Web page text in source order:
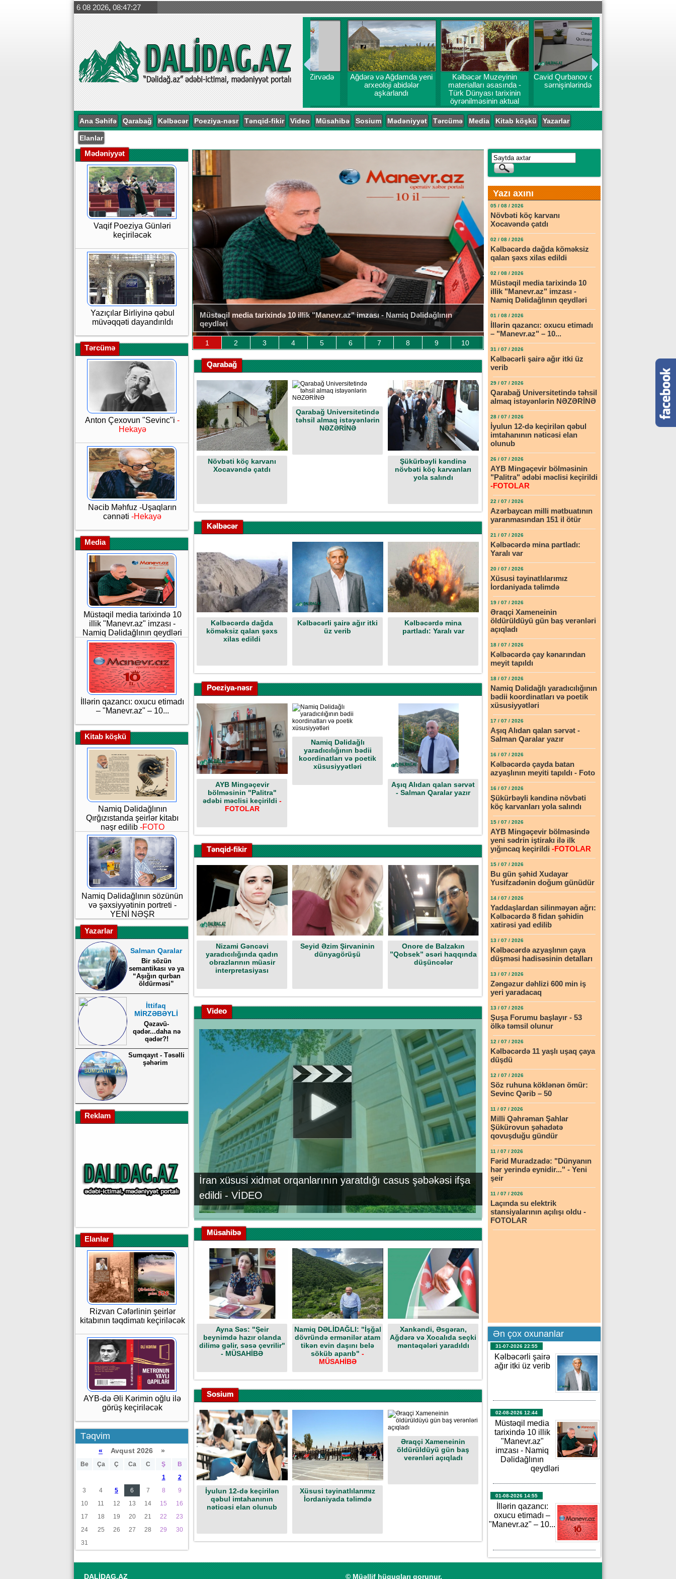
6 08 2026, 08:47:28
Ağdərə və Ağdamda yeni
arxeoloji abidələr
Kəlbəcər Muzeyinin
materialları əsasında -
Türk Dünyası tarixinin
öyrənilməsinin aktual
problemləri
Cavid Qurbanov qatarın ilk
sərnişinlərindən oldu
Ana Səhifə Qarabağ Kəlbəcər Poeziya-nəsr Tənqid-fikir Video Müsahibə Sosium Mədəniyyət Tərcümə Media Kitab köşkü Yazarlar
Elanlar
Mədəniyyət
Vaqif Poeziya Günləri
keçiriləcək
Yazıçılar Birliyinə qəbul
müvəqqəti dayandırıldı
Tərcümə
Anton Çexovun "Sevinc"i -
Hekayə
Nəcib Məhfuz -Uşaqların
cənnəti -Hekayə
Media
Müstəqil media tarixində 10
illik "Manevr.az" imzası -
Namiq Dəlidağlının qeydləri
İllərin qazancı: oxucu etimadı
– "Manevr.az" – 10...
Kitab köşkü
Namiq Dəlidağlının
Qırğızıstanda şeirlər kitabı
nəşr edilib -FOTO
Namiq Dəlidağlının sözünün
və şəxsiyyətinin portreti -
YENİ NƏŞR
Yazarlar
Salman Qaralar
Bir sözün
semantikası və ya
“Aşığın qurban
öldürməsi”
İttifaq
MİRZƏBƏYLİ
Qəzavü-
qədər...daha nə
qədər?!
Sumqayıt - Təsəlli
şəhərim
Reklam
Elanlar
Rizvan Cəfərlinin şeirlər
kitabının təqdimatı keçiriləcək
AYB-də Əli Kərimin oğlu ilə
görüş keçiriləcək
Təqvim
« Avqust 2026 »
Be Ça Ç Ca C Ş
B
1
2
3
4 5 6 7 8
9
10
11 12 13 14 15
16
17
18 19 20 21 22
23
24
25 26 27 28 29
30
31
1 2 3 4 5 6 7 8 9 10
İllərin qazancı: oxucu etimadı – "Manevr.az" – 10...
Qarabağ
Növbəti köç karvanı
Xocavəndə çatdı
Qarabağ Universitetində
təhsil almaq istəyənlərin
NƏZƏRİNƏ
Şükürbəyli kəndinə
növbəti köç karvanları
yola salındı
Kəlbəcər
Kəlbəcərdə dağda
köməksiz qalan şəxs
xilas edildi
Kəlbəcərli şairə ağır itki
üz verib
Kəlbəcərdə mina
partladı: Yaralı var
Poeziya-nəsr
AYB Mingəçevir
bölməsinin "Palitra"
ədəbi məclisi keçirildi -
FOTOLAR
Namiq Dəlidağlı
yaradıcılığının bədii
koordinatları və poetik
xüsusiyyətləri
Aşıq Alıdan qalan sərvət
- Salman Qaralar yazır
Tənqid-fikir
Nizami Gəncəvi
yaradıcılığında qadın
obrazlarının müasir
interpretasiyası
Seyid Əzim Şirvaninin
dünyagörüşü
Onore de Balzakın
”Qobsek” əsəri haqqında
düşüncələr
Video
İran xüsusi xidmət orqanlarının yaratdığı casus şəbəkəsi ifşa
edildi - VİDEO
Müsahibə
Ayna Səs: "Şeir
beynimdə hazır olanda
dilimə gəlir, səsə çevrilir"
- MÜSAHİBƏ
Namiq DƏLİDAĞLI: "İşğal
dövründə ermənilər atam
tikən evin daşını belə
söküb aparıb" -
MÜSAHİBƏ
Xankəndi, Əsgəran,
Ağdərə və Xocalıda seçki
məntəqələri yaradıldı
Sosium
İyulun 12-də keçirilən
qəbul imtahanının
nəticəsi elan olunub
Xüsusi təyinatlılarımız
İordaniyada təlimdə
Əraqçi Xameneinin
öldürüldüyü gün baş
verənləri açıqladı
Yazı axını
05 / 08 / 2026
Növbəti köç karvanı
Xocavəndə çatdı
02 / 08 / 2026
Kəlbəcərdə dağda köməksiz
qalan şəxs xilas edildi
02 / 08 / 2026
Müstəqil media tarixində 10
illik "Manevr.az" imzası -
Namiq Dəlidağlının qeydləri
01 / 08 / 2026
İllərin qazancı: oxucu etimadı
– "Manevr.az" – 10...
31 / 07 / 2026
Kəlbəcərli şairə ağır itki üz
verib
29 / 07 / 2026
Qarabağ Universitetində təhsil
almaq istəyənlərin NƏZƏRİNƏ
28 / 07 / 2026
İyulun 12-də keçirilən qəbul
imtahanının nəticəsi elan
olunub
26 / 07 / 2026
AYB Mingəçevir bölməsinin
"Palitra" ədəbi məclisi keçirildi
-FOTOLAR
22 / 07 / 2026
Azərbaycan milli mətbuatının
yaranmasından 151 il ötür
21 / 07 / 2026
Kəlbəcərdə mina partladı:
Yaralı var
20 / 07 / 2026
Xüsusi təyinatlılarımız
İordaniyada təlimdə
19 / 07 / 2026
Əraqçi Xameneinin
öldürüldüyü gün baş verənləri
açıqladı
18 / 07 / 2026
Kəlbəcərdə çay kənarından
meyit tapıldı
18 / 07 / 2026
Namiq Dəlidağlı yaradıcılığının
bədii koordinatları və poetik
xüsusiyyətləri
17 / 07 / 2026
Aşıq Alıdan qalan sərvət -
Salman Qaralar yazır
16 / 07 / 2026
Kəlbəcərdə çayda batan
azyaşlının meyiti tapıldı - Foto
16 / 07 / 2026
Şükürbəyli kəndinə növbəti
köç karvanları yola salındı
15 / 07 / 2026
AYB Mingəçevir bölməsində
yeni sədrin iştirakı ilə ilk
yığıncaq keçirildi -FOTOLAR
15 / 07 / 2026
Bu gün şəhid Xudayar
Yusifzadənin doğum günüdür
14 / 07 / 2026
Yaddaşlardan silinməyən ağrı:
Kəlbəcərdə 8 fidan şəhidin
xatirəsi yad edilib
13 / 07 / 2026
Kəlbəcərdə azyaşlının çaya
düşməsi hadisəsinin detalları
13 / 07 / 2026
Zəngəzur dəhlizi 600 min iş
yeri yaradacaq
13 / 07 / 2026
Şuşa Forumu başlayır - 53
ölkə təmsil olunur
12 / 07 / 2026
Kəlbəcərdə 11 yaşlı uşaq çaya
düşdü
12 / 07 / 2026
Söz ruhuna köklənən ömür:
Sevinc Qərib – 50
11 / 07 / 2026
Milli Qəhrəman Şahlar
Şükürovun şəhadətə
qovuşduğu gündür
11 / 07 / 2026
Fərid Muradzadə: "Dünyanın
hər yerində eynidir..." - Yeni
şeir
11 / 07 / 2026
Laçında su elektrik
stansiyalarının açılışı oldu -
FOTOLAR
Ən çox oxunanlar
31-07-2026 22:55
Kəlbəcərli şairə
ağır itki üz verib
02-08-2026 12:44
Müstəqil media
tarixində 10 illik
"Manevr.az"
imzası - Namiq
Dəlidağlının
qeydləri
01-08-2026 14:55
İllərin qazancı:
oxucu etimadı –
"Manevr.az" – 10...
DALİDAG.AZ © Müəllif hüquqları qorunur.